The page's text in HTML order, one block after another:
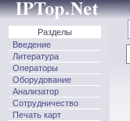
Разделы
Введение
Литература
Операторы
Оборудование
Анализатор
Сотрудничество
Печать карт